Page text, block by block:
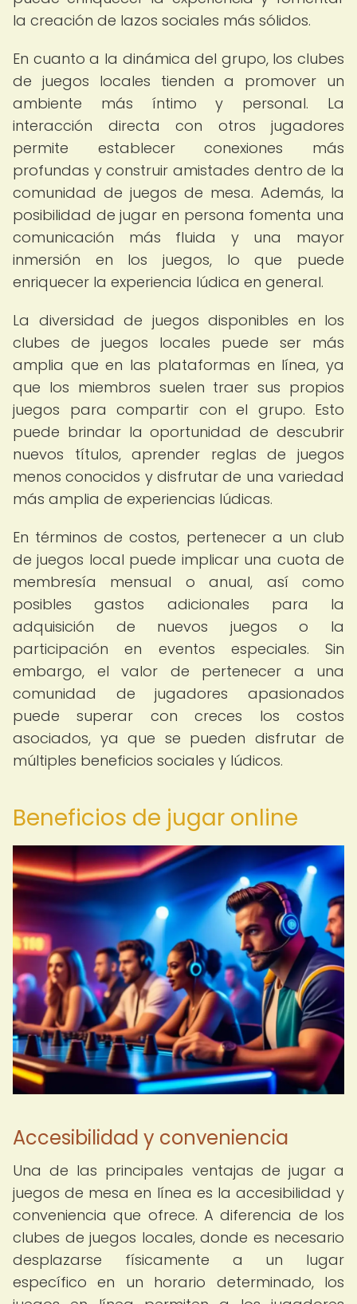
la creación de lazos sociales más sólidos.
En cuanto a la dinámica del grupo, los clubes
de juegos locales tienden a promover un
ambiente más íntimo y personal. La
interacción directa con otros jugadores
permite establecer conexiones más
profundas y construir amistades dentro de la
comunidad de juegos de mesa. Además, la
posibilidad de jugar en persona fomenta una
comunicación más fluida y una mayor
inmersión en los juegos, lo que puede
enriquecer la experiencia lúdica en general.
La diversidad de juegos disponibles en los
clubes de juegos locales puede ser más
amplia que en las plataformas en línea, ya
que los miembros suelen traer sus propios
juegos para compartir con el grupo. Esto
puede brindar la oportunidad de descubrir
nuevos títulos, aprender reglas de juegos
menos conocidos y disfrutar de una variedad
más amplia de experiencias lúdicas.
En términos de costos, pertenecer a un club
de juegos local puede implicar una cuota de
membresía mensual o anual, así como
posibles gastos adicionales para la
adquisición de nuevos juegos o la
participación en eventos especiales. Sin
embargo, el valor de pertenecer a una
comunidad de jugadores apasionados
puede superar con creces los costos
asociados, ya que se pueden disfrutar de
múltiples beneficios sociales y lúdicos.
Beneficios de jugar online
Accesibilidad y conveniencia
Una de las principales ventajas de jugar a
juegos de mesa en línea es la accesibilidad y
conveniencia que ofrece. A diferencia de los
clubes de juegos locales, donde es necesario
desplazarse físicamente a un lugar
específico en un horario determinado, los